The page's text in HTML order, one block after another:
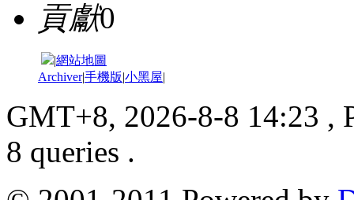
貢獻0
|網站地圖
Archiver|手機版|小黑屋|
GMT+8, 2026-8-8 14:23 ,
8 queries .